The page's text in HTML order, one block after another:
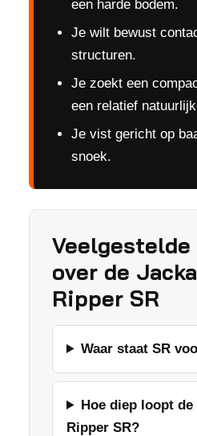
een harde bodem.
Je wilt bewust
structuren.
Je zoekt een
een relatief
Je vist gericht op
snoek.
Veelgestelde
over de
Ripper SR
Waar staat SR
Hoe diep loopt
Ripper SR?